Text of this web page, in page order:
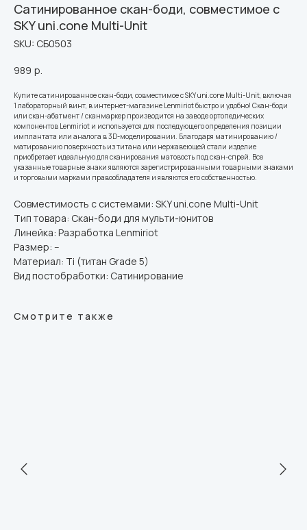
Сатинированное скан-боди, совместимое с
SKY uni.cone Multi-Unit
SKU: СБ0503
989 р.
Купите сатинированное скан-боди, совместимое с SKY uni.cone Multi-Unit, включая
1 лабораторный винт, в интернет-магазине Lenmiriot быстро и удобно! Скан-боди
или скан-абатмент / сканмаркер производится на заводе ортопедических
компонентов Lenmiriot и используется для последующего определения позиции
имплантата или аналога в 3D-моделировании. Благодаря матинированию /
матированию поверхность из титана или нержавеющей стали изделие
приобретает идеальную для сканирования матовость под скан-спрей. Все
указанные товарные знаки являются зарегистрированными товарными знаками
и торговыми марками правообладателя и являются его собственностью.
Совместимость с системами: SKY uni.cone Multi-Unit
Тип товара: Скан-боди для мульти-юнитов
Линейка: Разработка Lenmiriot
Размер: --
Материал: Ti (титан Grade 5)
Вид постобработки: Сатинирование
Смотрите также